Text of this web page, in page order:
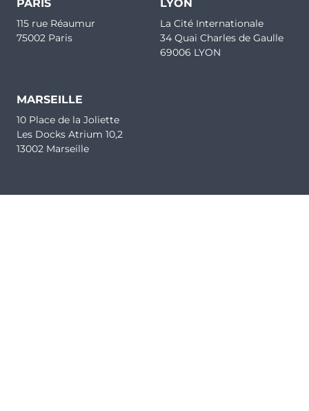
PARIS
115 rue Réaumur
75002 Paris
LYON
La Cité Internationale
34 Quai Charles de Gaulle
69006 LYON
MARSEILLE
10 Place de la Joliette
Les Docks Atrium 10,2
13002 Marseille